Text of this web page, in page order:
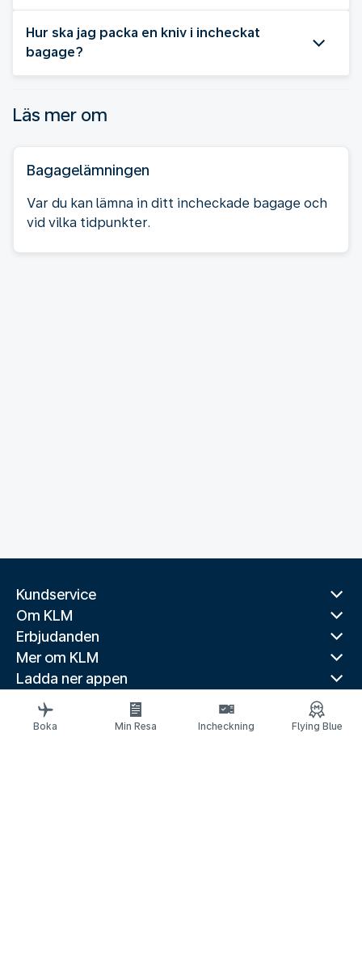
Hur ska jag packa en kniv i incheckat
bagage?
Läs mer om
Bagagelämningen
Var du kan lämna in ditt incheckade bagage och
vid vilka tidpunkter.
Kundservice
Om KLM
Erbjudanden
Mer om KLM
Ladda ner appen
Relaterade webbplatser
Reseguider
Boka Min Resa Incheckning Flying Blue